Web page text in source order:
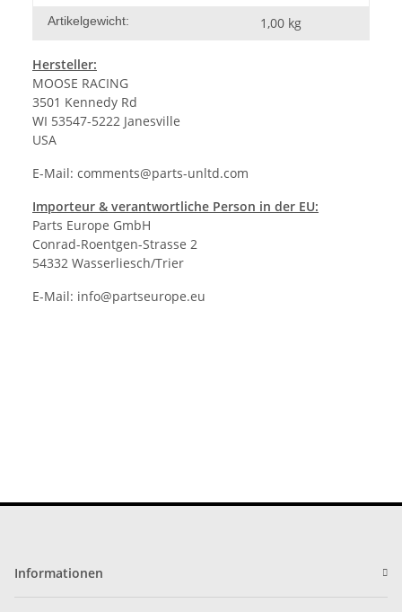
Artikelgewicht: 1,00 kg
Hersteller:
MOOSE RACING
3501 Kennedy Rd
WI 53547-5222 Janesville
USA
E-Mail: comments@parts-unltd.com
Importeur & verantwortliche Person in der EU:
Parts Europe GmbH
Conrad-Roentgen-Strasse 2
54332 Wasserliesch/Trier
E-Mail: info@partseurope.eu
Informationen